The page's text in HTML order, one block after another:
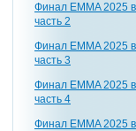
Финал EMMA 2025
часть 2
Финал EMMA 2025
часть 3
Финал EMMA 2025
часть 4
Финал EMMA 2025